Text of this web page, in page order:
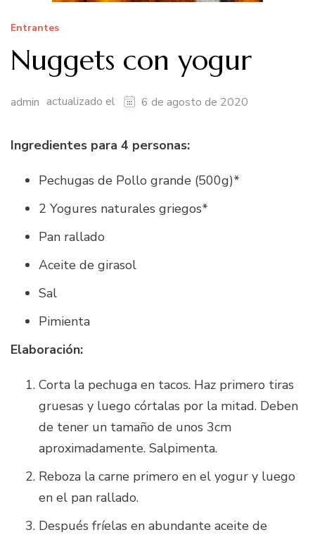
Entrantes
Nuggets con yogur
admin actualizado el 6 de agosto de 2020
Ingredientes para 4 personas:
Pechugas de Pollo grande (500g)*
2 Yogures naturales griegos*
Pan rallado
Aceite de girasol
Sal
Pimienta
Elaboración:
Corta la pechuga en tacos. Haz primero tiras
gruesas y luego córtalas por la mitad. Deben
de tener un tamaño de unos 3cm
aproximadamente. Salpimenta.
Reboza la carne primero en el yogur y luego
en el pan rallado.
Después fríelas en abundante aceite de